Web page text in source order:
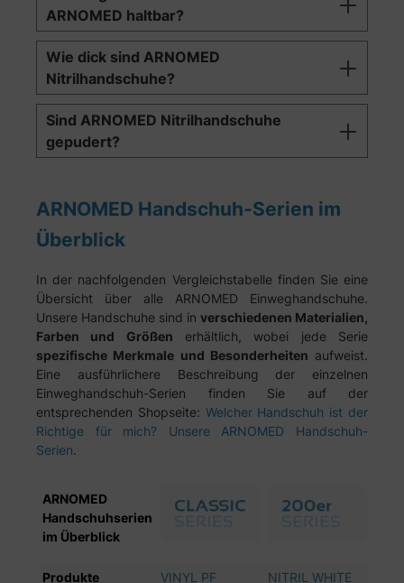
ARNOMED haltbar?
Wie dick sind ARNOMED
Nitrilhandschuhe?
Sind ARNOMED Nitrilhandschuhe
gepudert?
ARNOMED Handschuh-Serien im
Überblick
In der nachfolgenden Vergleichstabelle finden Sie eine
Übersicht über alle ARNOMED Einweghandschuhe.
Unsere Handschuhe sind in verschiedenen Materialien,
Farben und Größen erhältlich, wobei jede Serie
spezifische Merkmale und Besonderheiten aufweist.
Eine ausführlichere Beschreibung der einzelnen
Einweghandschuh-Serien finden Sie auf der
entsprechenden Shopseite: Welcher Handschuh ist der
Richtige für mich? Unsere ARNOMED Handschuh-
Serien.
ARNOMED
Handschuhserien
im Überblick
Produkte
VINYL PF
NITRIL WHITE